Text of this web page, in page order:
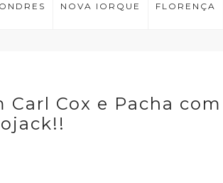
NOVA IORQUE FLORENÇA
Cox e Pacha com